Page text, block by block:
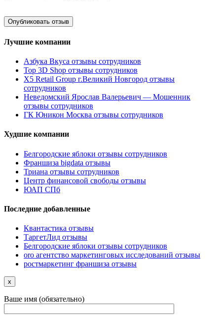
Лучшие компании
Азбука Вкуса отзывы сотрудников
Top 3D Shop отзывы сотрудников
X5 Retail Group г.Великий Новгород отзывы
сотрудников
Неведомский Ярослав Валерьевич — Мошенник
отзывы сотрудников
ГК Юникон Москва отзывы сотрудников
Худшие компании
Белгородские яблоки отзывы сотрудников
Франшиза bigdata отзывы
Триана отзывы сотрудников
Центр финансовой свободы отзывы
ЮАП СПб
Последние добавленные
Квантастика отзывы
ТаргетЛид отзывы
Белгородские яблоки отзывы сотрудников
oro агентство маркетинговых исследований отзывы
ростмаркетинг франшиза отзывы
x
Ваше имя (обязательно)